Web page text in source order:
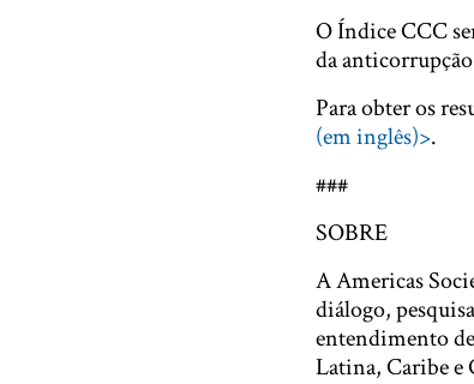
O Índice CCC
da
Para obter os
(em inglês)>.
###
SOBRE
A Americas
diálogo,
entendimento
Latina, Caribe e